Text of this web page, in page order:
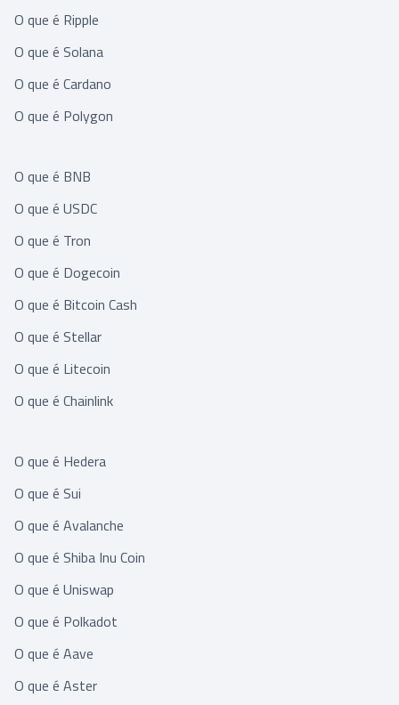
O que é Ripple
O que é Solana
O que é Cardano
O que é Polygon
O que é BNB
O que é USDC
O que é Tron
O que é Dogecoin
O que é Bitcoin Cash
O que é Stellar
O que é Litecoin
O que é Chainlink
O que é Hedera
O que é Sui
O que é Avalanche
O que é Shiba Inu Coin
O que é Uniswap
O que é Polkadot
O que é Aave
O que é Aster